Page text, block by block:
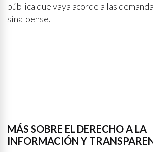
pública que vaya acorde a las
sinaloense.
MÁS SOBRE EL DERECHO A LA
INFORMACIÓN Y